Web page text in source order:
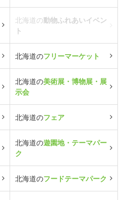
北海道の動物ふれあいイベン
ト
北海道のフリーマーケット
北海道の美術展・博物展・展
示会
北海道のフェア
北海道の遊園地・テーマパー
ク
北海道のフードテーマパーク